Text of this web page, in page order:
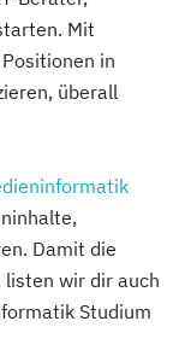
Mit
in
überall
Damit die
listen wir dir auch
Studium